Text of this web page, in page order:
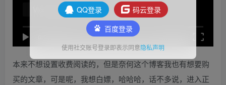
Video load failed
本来不想设置收费阅读的，但是奈何这个博客我也有想要购
买的文章，可是呢，我想白嫖，哈哈哈，话不多说，进入正
QQ登录
码云登录
百度登录
使用社交账号登录即表示同意隐私声明